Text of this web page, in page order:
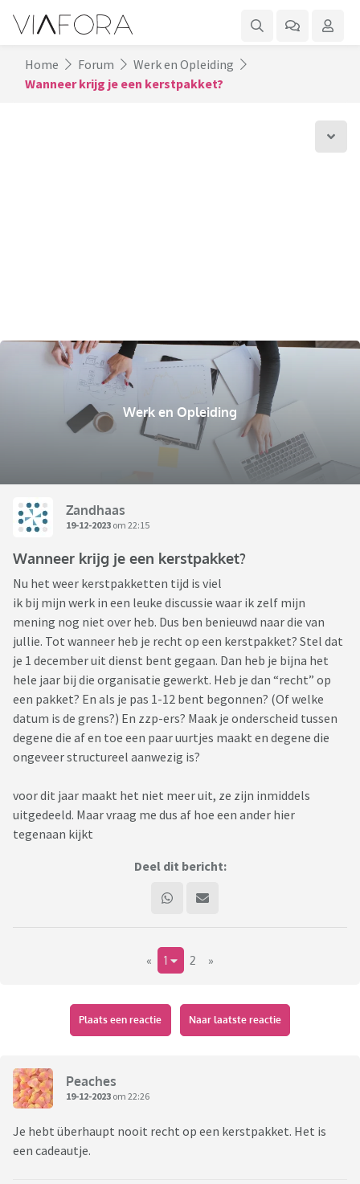
Home Forum
Werk en Opleiding
Wanneer krijg je een kerstpakket?
Werk en Opleiding
Zandhaas
19-12-2023 om 22:15
Wanneer krijg je een kerstpakket?
Nu het weer kerstpakketten tijd is viel
ik bij mijn werk in een leuke discussie waar ik zelf mijn
mening nog niet over heb. Dus ben benieuwd naar die van
jullie. Tot wanneer heb je recht op een kerstpakket? Stel dat
je 1 december uit dienst bent gegaan. Dan heb je bijna het
hele jaar bij die organisatie gewerkt. Heb je dan “recht” op
een pakket? En als je pas 1-12 bent begonnen? (Of welke
datum is de grens?) En zzp-ers? Maak je onderscheid tussen
degene die af en toe een paar uurtjes maakt en degene die
ongeveer structureel aanwezig is?
voor dit jaar maakt het niet meer uit, ze zijn inmiddels
uitgedeeld. Maar vraag me dus af hoe een ander hier
tegenaan kijkt
Deel dit bericht:
« 1 2 »
Plaats een reactie Naar laatste reactie
Peaches
19-12-2023 om 22:26
Je hebt überhaupt nooit recht op een kerstpakket. Het is
een cadeautje.